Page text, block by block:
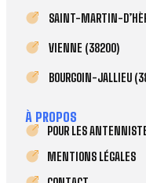
SAINT-MARTIN-
VIENNE (38200)
BOURGOIN-JALLIEU
À PROPOS
POUR LES
MENTIONS LÉGALES